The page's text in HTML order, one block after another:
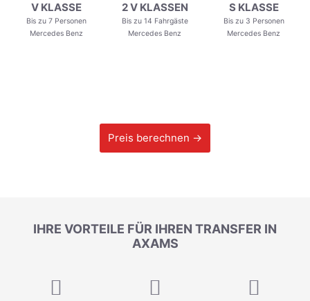
V KLASSE
Bis zu 7 Personen
Mercedes Benz
2 V KLASSEN
Bis zu 14 Fahrgäste
Mercedes Benz
S KLASSE
Bis zu 3 Personen
Mercedes Benz
Preis berechnen →
IHRE VORTEILE FÜR IHREN TRANSFER IN
AXAMS